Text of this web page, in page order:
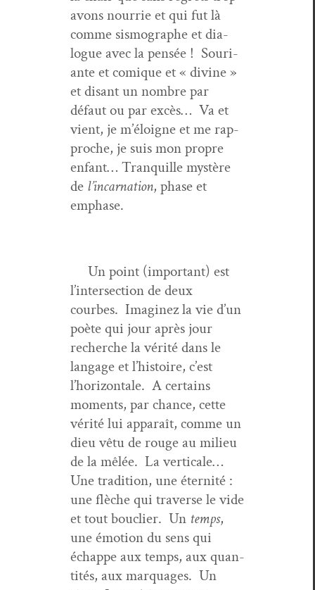
avons nour­rie et qui fut là
comme sis­mo­graphe et dia­
logue avec la pen­sée ! Souri­
ante et comique et « divine »
et dis­ant un nom­bre par
défaut ou par excès… Va et
vient, je m’éloigne et me rap­
proche, je suis mon pro­pre
enfant… Tran­quille mys­tère
de l’incarnation, phase et
emphase.
Un point (impor­tant) est
l’intersection de deux
courbes. Imag­inez la vie d’un
poète qui jour après jour
recherche la vérité dans le
lan­gage et l’histoire, c’est
l’horizontale. A cer­tains
moments, par chance, cette
vérité lui appa­raît, comme un
dieu vêtu de rouge au milieu
de la mêlée. La ver­ti­cale…
Une tra­di­tion, une éter­nité :
une flèche qui tra­verse le vide
et tout boucli­er. Un temps,
une émo­tion du sens qui
échappe aux temps, aux quan­
tités, aux mar­quages. Un